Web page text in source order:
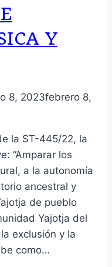
Y
8, 2023febrero 8,
la ST-445/22, la
“Amparar los
a la autonomía
ancestral y
de pueblo
Yajotja del
exclusión y la
como…